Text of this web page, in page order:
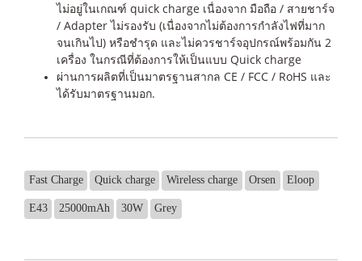
ไม่อยู่ในเกณฑ์ quick charge เนื่องจาก มือถือ / สายชาร์จ
/ Adapter ไม่รองรับ (เนื่องจากไม่ต้องการกำลังไฟที่มาก
จนเกินไป) หรือชำรุด และไม่ควรชาร์จอุปกรณ์พร้อมกัน 2
เครื่อง ในกรณีที่ต้องการให้เป็นแบบ Quick charge
ผ่านการผลิตที่เป็นมาตรฐานสากล CE / FCC / RoHS และ
ได้รับมาตรฐานมอก.
Fast Charge Quick charge Wireless charge Orsen Eloop
E43 25000mAh 30W Grey